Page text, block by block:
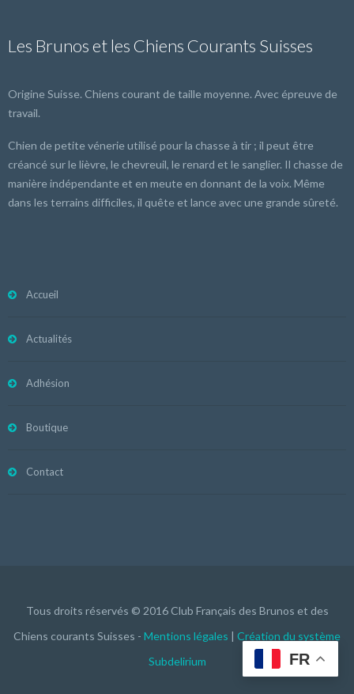
Les Brunos et les Chiens Courants Suisses
Origine Suisse. Chiens courant de taille moyenne. Avec épreuve de
travail.
Chien de petite vénerie utilisé pour la chasse à tir ; il peut être
créancé sur le lièvre, le chevreuil, le renard et le sanglier. Il chasse de
manière indépendante et en meute en donnant de la voix. Même
dans les terrains difficiles, il quête et lance avec une grande sûreté.
Accueil
Actualités
Adhésion
Boutique
Contact
Tous droits réservés © 2016 Club Français des Brunos et des
Chiens courants Suisses - Mentions légales | Création du système
Subdelirium
FR